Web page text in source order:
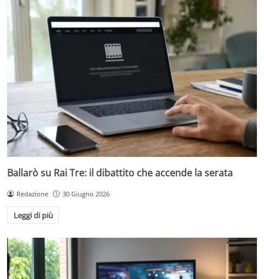
Ballarò su Rai Tre: il dibattito che accende la serata
Redazione 30 Giugno 2026
Leggi di più